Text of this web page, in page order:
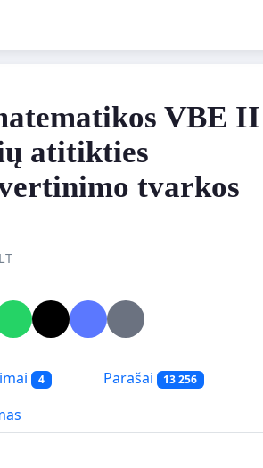
VBE II
atitikties
tvarkos
4 Parašai 13 256